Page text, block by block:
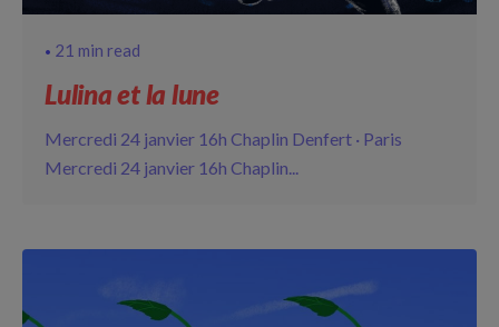
21 min read
Lulina et la lune
Mercredi 24 janvier 16h Chaplin Denfert · Paris
Mercredi 24 janvier 16h Chaplin...